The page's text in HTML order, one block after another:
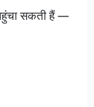
सकती हैं —